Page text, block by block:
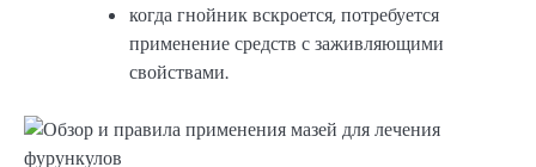
когда гнойник вскроется, потребуется
применение средств с заживляющими
свойствами.